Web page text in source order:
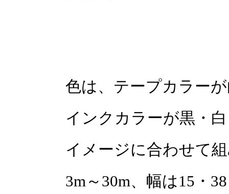
色は、テープカラー
インクカラーが黒・
イメージに合わせて
3m～30m、幅は15・